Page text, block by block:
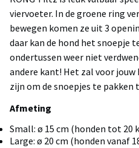
viervoeter. In de groene ring
bewegen komen ze uit 3
daar kan de hond het snoepje
ondertussen weer niet
andere kant! Het zal voor jouw
zijn om de snoepjes te pakken
Afmeting
Small: ø 15 cm (honden tot 20
Large: ø 20 cm (honden vanaf